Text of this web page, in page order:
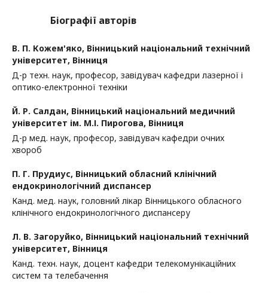
Біографії авторів
В. П. Кожем'яко, Вінницький національний технічний
університет, Вінниця
Д-р техн. наук, професор, завідувач кафедри лазерної і
оптико-електронної техніки
Й. Р. Салдан, Вінницький національний медичний
університет ім. М.І. Пирогова, Вінниця
Д-р мед. наук, професор, завідувач кафедри очних
хвороб
П. Г. Прудиус, Вінницький обласний клінічний
ендокринологічний диспансер
Канд. мед. наук, головний лікар Вінницького обласного
клінічного ендокринологічного диспансеру
Л. В. Загоруйко, Вінницький національний технічний
університет, Вінниця
Канд. техн. наук, доцент кафедри телекомунікаційних
систем та телебачення